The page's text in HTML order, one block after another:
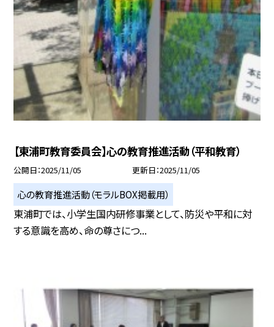
【東浦町教育委員会】心の教育推進活動（平和教育）
公開日 2025/11/05 更新日 2025/11/05
心の教育推進活動（モラルBOX掲載用）
東浦町では、小学生国内研修事業として、防災や平和に対
する意識を高め、命の尊さにつ...